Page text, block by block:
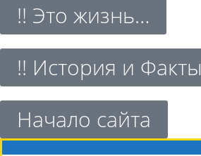
!! Это жизнь…
!! История и Факты
Начало сайта